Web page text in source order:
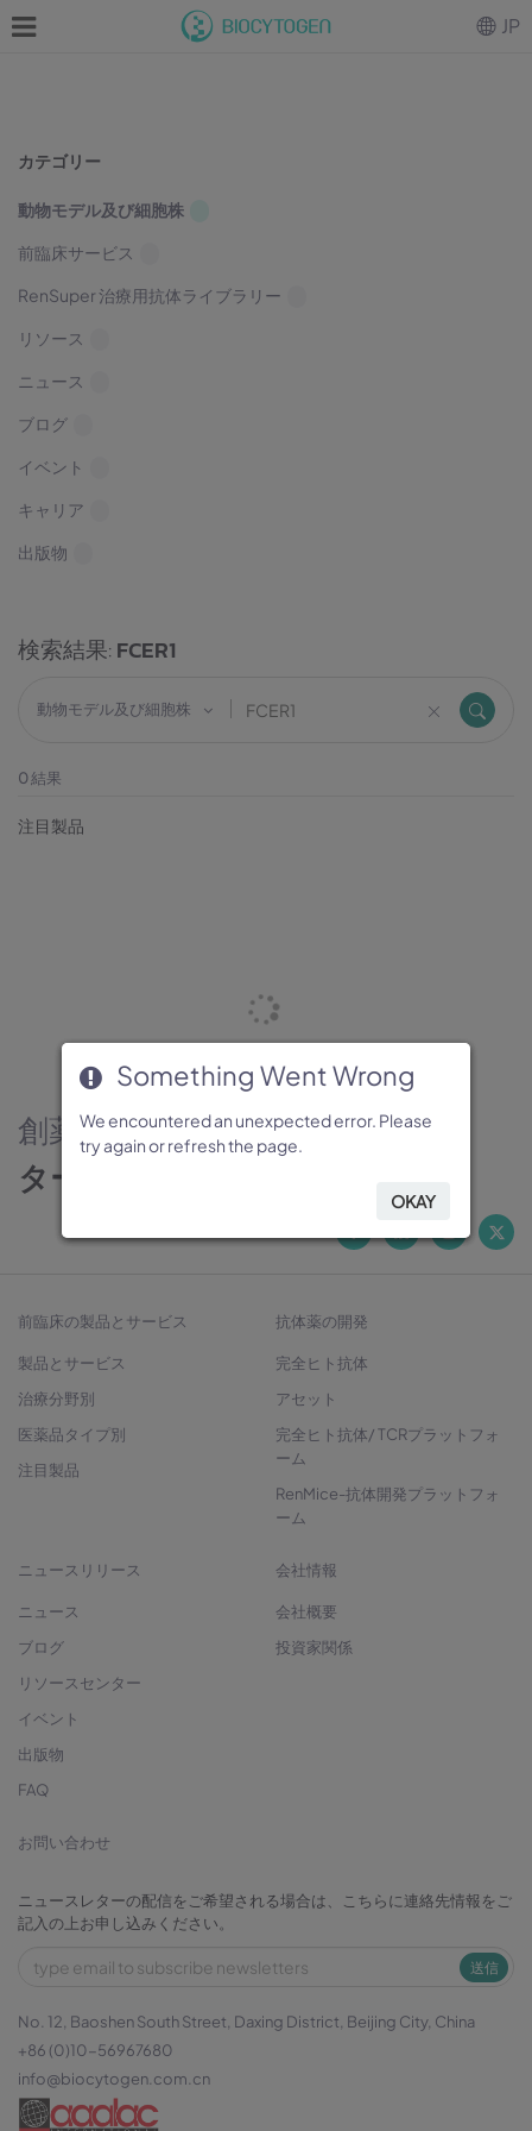
カテゴリー
動物モデル及び細胞株
前臨床サービス
RenSuper 治療用抗体ライブラリー
リソース
ニュース
ブログ
イベント
キャリア
出版物
検索結果:FCER1
動物モデル及び細胞株
0結果
注目製品
JP
創薬のパートナー
ターゲットから治療法開発へ
前臨床の製品とサービス
製品とサービス
治療分野別
医薬品タイプ別
注目製品
抗体薬の開発
完全ヒト抗体
アセット
完全ヒト抗体/ TCRプラットフォ
ーム
RenMice-抗体開発プラットフォ
ーム
ニュースリリース
ニュース
ブログ
リソースセンター
イベント
出版物
FAQ
会社情報
会社概要
投資家関係
お問い合わせ
ニュースレターの配信をご希望される場合は、こちらに連絡先情報をご
記入の上お申し込みください。
送信
No. 12, Baoshen South Street, Daxing District, Beijing City, China
+86 (0)10-56967680
info@biocytogen.com.cn
Something Went Wrong
We encountered an unexpected error. Please
try again or refresh the page.
OKAY
Something Went Wrong
We encountered an unexpected error. Please
try again or refresh the page.
OKAY
Something Went Wrong
We encountered an unexpected error. Please
try again or refresh the page.
OKAY
Something Went Wrong
We encountered an unexpected error. Please
try again or refresh the page.
OKAY
Something Went Wrong
We encountered an unexpected error. Please
try again or refresh the page.
OKAY